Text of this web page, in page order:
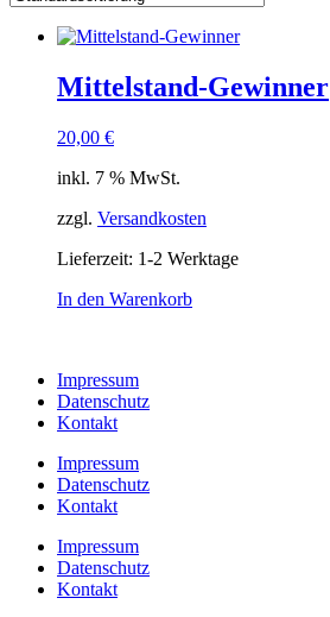
Mittelstand-Gewinner
20,00 €
inkl. 7 % MwSt.
zzgl. Versandkosten
Lieferzeit: 1-2 Werktage
In den Warenkorb
Impressum
Datenschutz
Kontakt
Impressum
Datenschutz
Kontakt
Impressum
Datenschutz
Kontakt